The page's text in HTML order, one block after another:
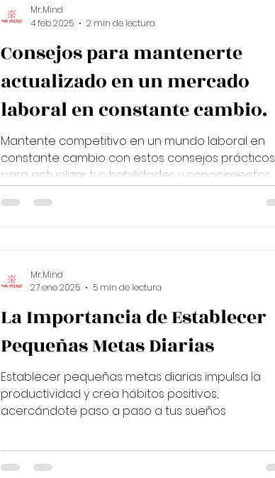
Consejos para mantenerte
actualizado en un mercado
laboral en constante cambio.
Mantente competitivo en un mundo laboral en
constante cambio con estos consejos prácticos
para actualizar tus habilidades y conocimientos.
Mr.Mind
4 feb 2025
2 min de lectura
La Importancia de Establecer
Pequeñas Metas Diarias
Establecer pequeñas metas diarias impulsa la
productividad y crea hábitos positivos,
acercándote paso a paso a tus sueños
Mr.Mind
27 ene 2025
5 min de lectura